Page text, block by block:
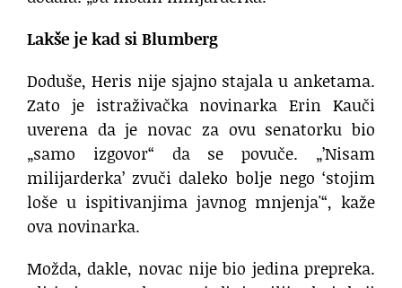
Lakše je kad si Blumberg
Doduše, Heris nije sjajno stajala u anketama.
Zato je istraživačka novinarka Erin Kauči
uverena da je novac za ovu senatorku bio
„samo izgovor“ da se povuče. „’Nisam
milijarderka’ zvuči daleko bolje nego ‘stojim
loše u ispitivanjima javnog mnjenja'“, kaže
ova novinarka.
Možda, dakle, novac nije bio jedina prepreka.